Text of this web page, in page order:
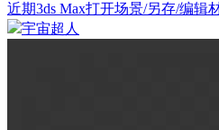
近期3ds Max打开场景/另存/编辑
宇宙超人